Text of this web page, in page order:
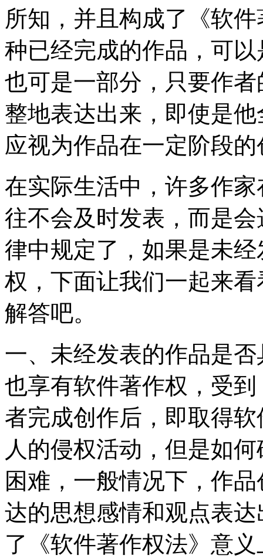
所知，并且构成了《软
种已经完成的作品，可
也可是一部分，只要作
整地表达出来，即使是
应视为作品在一定阶段
在实际生活中，许多作
往不会及时发表，而是
律中规定了，如果是未
权，下面让我们一起来
解答吧。
一、未经发表的作品是
也享有软件著作权，受
者完成创作后，即取得
人的侵权活动，但是如
困难，一般情况下，作
达的思想感情和观点表
了《软件著作权法》意